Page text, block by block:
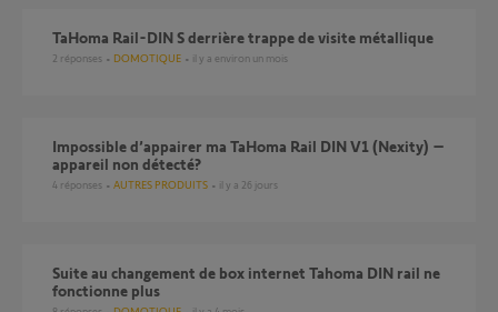
TaHoma Rail-DIN S derrière trappe de visite métallique
2 réponses DOMOTIQUE il y a environ un mois
Impossible d’appairer ma TaHoma Rail DIN V1 (Nexity) –
appareil non détecté?
4 réponses AUTRES PRODUITS il y a 26 jours
Suite au changement de box internet Tahoma DIN rail ne
fonctionne plus